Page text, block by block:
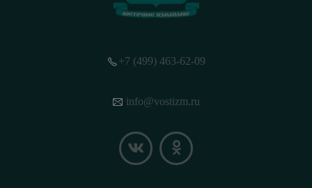
+7 (499) 463-62-09
info@vostizm.ru